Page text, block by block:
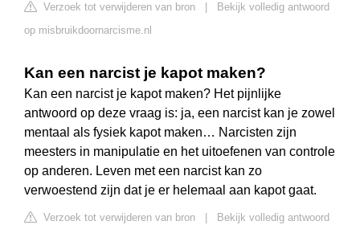
Verzoek tot verwijderen van bron
Bekijk volledig antwoord
op misbruikdoornarcisme.nl
Kan een narcist je kapot maken?
Kan een narcist je kapot maken? Het pijnlijke
antwoord op deze vraag is: ja, een narcist kan je zowel
mentaal als fysiek kapot maken… Narcisten zijn
meesters in manipulatie en het uitoefenen van controle
op anderen. Leven met een narcist kan zo
verwoestend zijn dat je er helemaal aan kapot gaat.
Verzoek tot verwijderen van bron
Bekijk volledig antwoord